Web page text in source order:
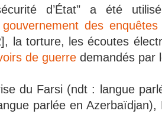
d’État" a été
des
la torture, les écoutes
de guerre demandés par
du Farsi (ndt : langue
parlée en